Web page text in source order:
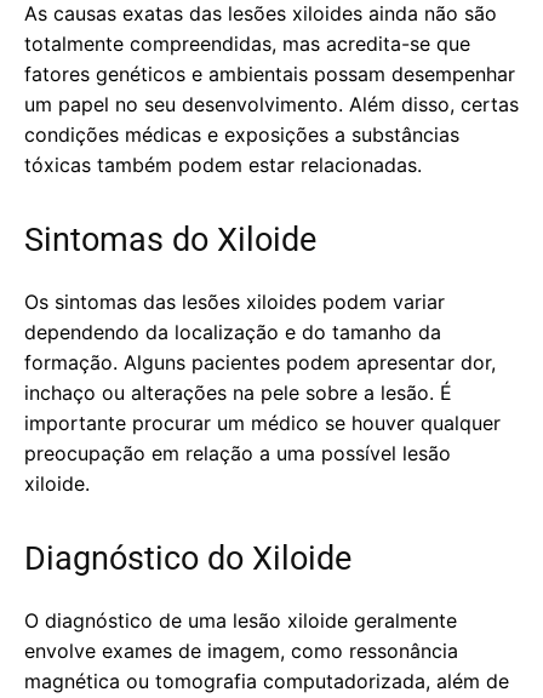
As causas exatas das lesões xiloides ainda não são
totalmente compreendidas, mas acredita-se que
fatores genéticos e ambientais possam desempenhar
um papel no seu desenvolvimento. Além disso, certas
condições médicas e exposições a substâncias
tóxicas também podem estar relacionadas.
Sintomas do Xiloide
Os sintomas das lesões xiloides podem variar
dependendo da localização e do tamanho da
formação. Alguns pacientes podem apresentar dor,
inchaço ou alterações na pele sobre a lesão. É
importante procurar um médico se houver qualquer
preocupação em relação a uma possível lesão
xiloide.
Diagnóstico do Xiloide
O diagnóstico de uma lesão xiloide geralmente
envolve exames de imagem, como ressonância
magnética ou tomografia computadorizada, além de